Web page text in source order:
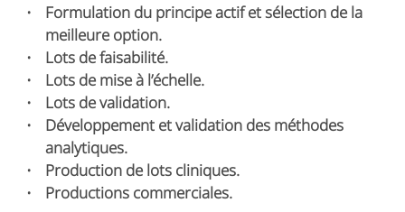
Formulation du principe actif et sélection de la
meilleure option.
Lots de faisabilité.
Lots de mise à l’échelle.
Lots de validation.
Développement et validation des méthodes
analytiques.
Production de lots cliniques.
Productions commerciales.